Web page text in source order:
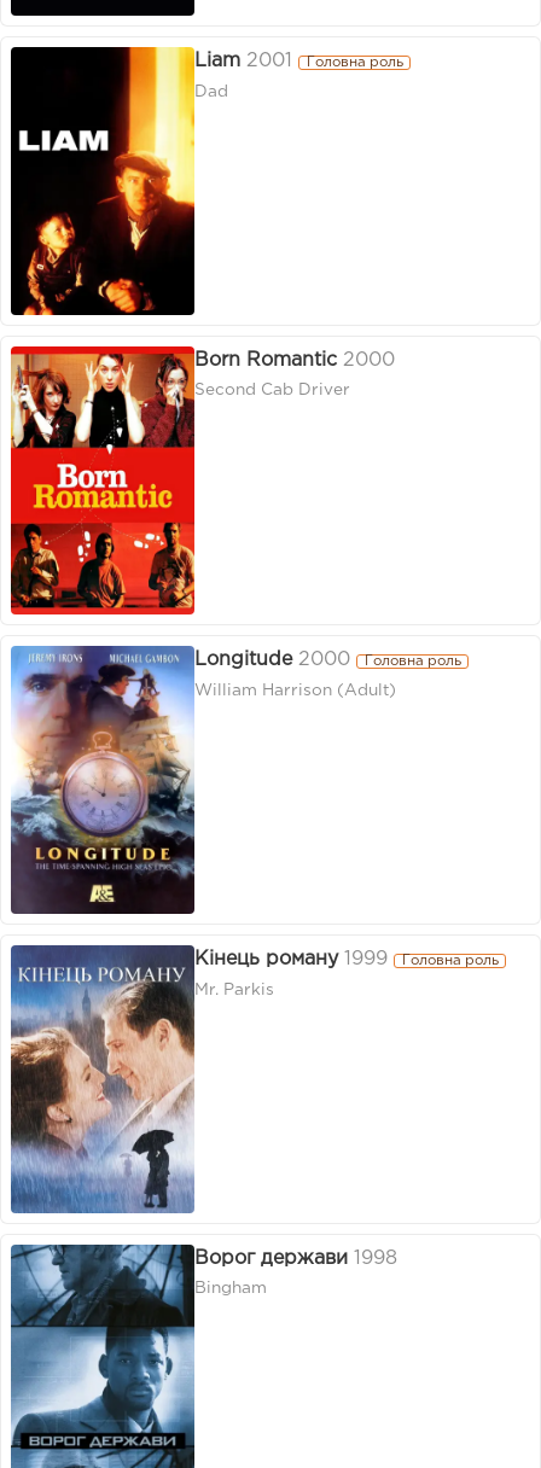
Liam 2001 Головна роль
Dad
Born Romantic 2000
Second Cab Driver
Longitude 2000 Головна роль
William Harrison (Adult)
Кінець роману 1999 Головна роль
Mr. Parkis
Ворог держави 1998
Bingham